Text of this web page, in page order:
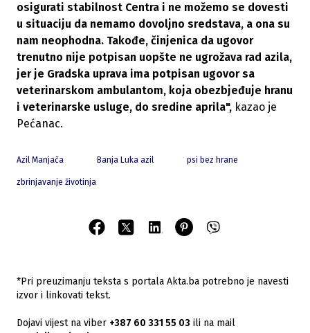
osigurati stabilnost Centra i ne možemo se dovesti
u situaciju da nemamo dovoljno sredstava, a ona su
nam neophodna. Takođe, činjenica da ugovor
trenutno nije potpisan uopšte ne ugrožava rad azila,
jer je Gradska uprava ima potpisan ugovor sa
veterinarskom ambulantom, koja obezbjeđuje hranu
i veterinarske usluge, do sredine aprila", kazao je
Pećanac.
Azil Manjača Banja Luka azil psi bez hrane
zbrinjavanje životinja
*Pri preuzimanju teksta s portala Akta.ba potrebno je navesti
izvor i linkovati tekst.
Dojavi vijest na viber +387 60 331 55 03 ili na mail